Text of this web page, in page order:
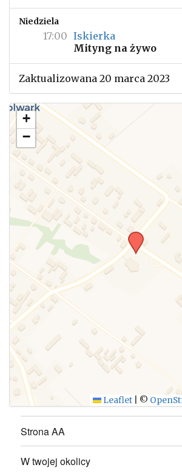
Niedziela
17:00 Iskierka
Mityng na żywo
Zaktualizowana 20 marca 2023
+
−
Leaflet ©
Strona AA
W twojej okolicy